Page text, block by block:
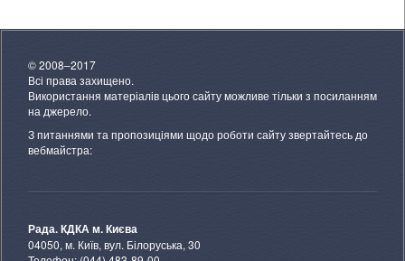
© 2008–2017
Всі права захищено.
Використання матеріалів цього сайту можливе тільки з посиланням
на джерело.
З питаннями та пропозиціями щодо роботи сайту звертайтесь до
вебмайстра:
Рада. КДКА м. Києва
04050, м. Київ, вул. Білоруська, 30